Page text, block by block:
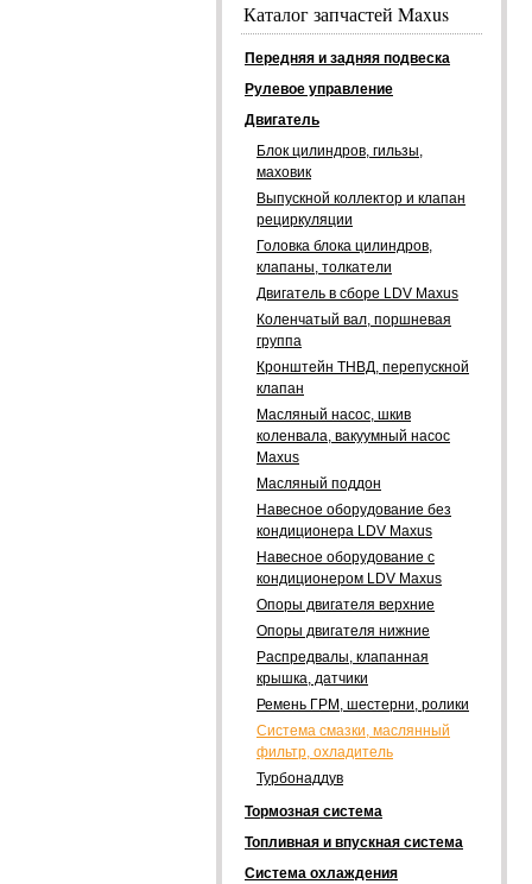
Каталог запчастей Maxus
Передняя и задняя подвеска
Рулевое управление
Двигатель
Блок цилиндров, гильзы,
маховик
Выпускной коллектор и клапан
рециркуляции
Головка блока цилиндров,
клапаны, толкатели
Двигатель в сборе LDV Maxus
Коленчатый вал, поршневая
группа
Кронштейн ТНВД, перепускной
клапан
Масляный насос, шкив
коленвала, вакуумный насос
Maxus
Масляный поддон
Навесное оборудование без
кондиционера LDV Maxus
Навесное оборудование с
кондиционером LDV Maxus
Опоры двигателя верхние
Опоры двигателя нижние
Распредвалы, клапанная
крышка, датчики
Ремень ГРМ, шестерни, ролики
Система смазки, маслянный
фильтр, охладитель
Турбонаддув
Тормозная система
Топливная и впускная система
Система охлаждения